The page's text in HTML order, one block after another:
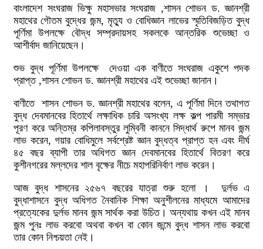
বাংলাদেশ সংঘরাজ ভিক্ষু মহাসভার সংঘরাজ ,শাসন শোভন ড. জ্ঞানশ্রী
মহাথের গৌতম বুদ্ধের জন্ম, মৃত্যু ও বোধিজ্ঞান লাভের স্মৃতিবিজড়িত বুদ্ধ
পূর্ণিমা উপলক্ষে বৌদ্ধ সম্প্রদায়সহ সকলকে আন্তরিক শুভেচ্ছা ও
আশীর্বাদ জানিয়েছেন।
শুভ বুদ্ধ পূর্ণিমা উপলক্ষে দেওয়া এক বাণীতে সংঘরাজ একুশে পদক
প্রাপ্ত ,শাসন শোভন ড. জ্ঞানশ্রী মহাথের এই শুভেচ্ছা জানান।
বাণীতে শাসন শোভন ড. জ্ঞানশ্রী মহাথের বলেন, এ পূর্ণিমা দিনে তথাগত
বুদ্ধ দেবমানবের হিতার্থে লক্ষাধিক চারি অসংখ্য লক্ষ কল্প পারমী সম্ভার
পূরণ করে অন্তিম্র কপিলাবস্তুর লুম্বিনী কাননে সিদ্ধার্থ রুপে মানব জন্ম
লাভ করেন, গয়ার বোধিমুলে সর্বশ্রেষ্ট জ্ঞান বুদ্ধত্ব প্রাপ্ত হন এবং দীর্ঘ
৪৫ বছর ব্যাপী তার অধিগত জ্ঞান দেবমানবের হিতার্থে বিতরণ করে
কুশীনগরের মল্লদের শাল বৃক্ষের নীচে মহাপরিনির্বাণ লাভ করেন।
আজ বুদ্ধ শাসনের ২৫৬৭ বছরের যাত্রা শুরু হলো । দুর্লভ এ
বুদ্ধাশাসনে বুদ্ধ অধিগত নৈবানিক শিক্ষা অনুশীলনের মাধ্যমে আমাদের
প্রত্যেকের দুর্লভ মানব জন্ম সার্থক করা উচিত। অন্যথায় কখন এই মানব
জন্ম পুনঃ লাভ করবো অথবা কখন বা কোন জন্মে বুদ্ধ শাসন লাভ করবো
তার কোন নিশ্চয়তা নেই।